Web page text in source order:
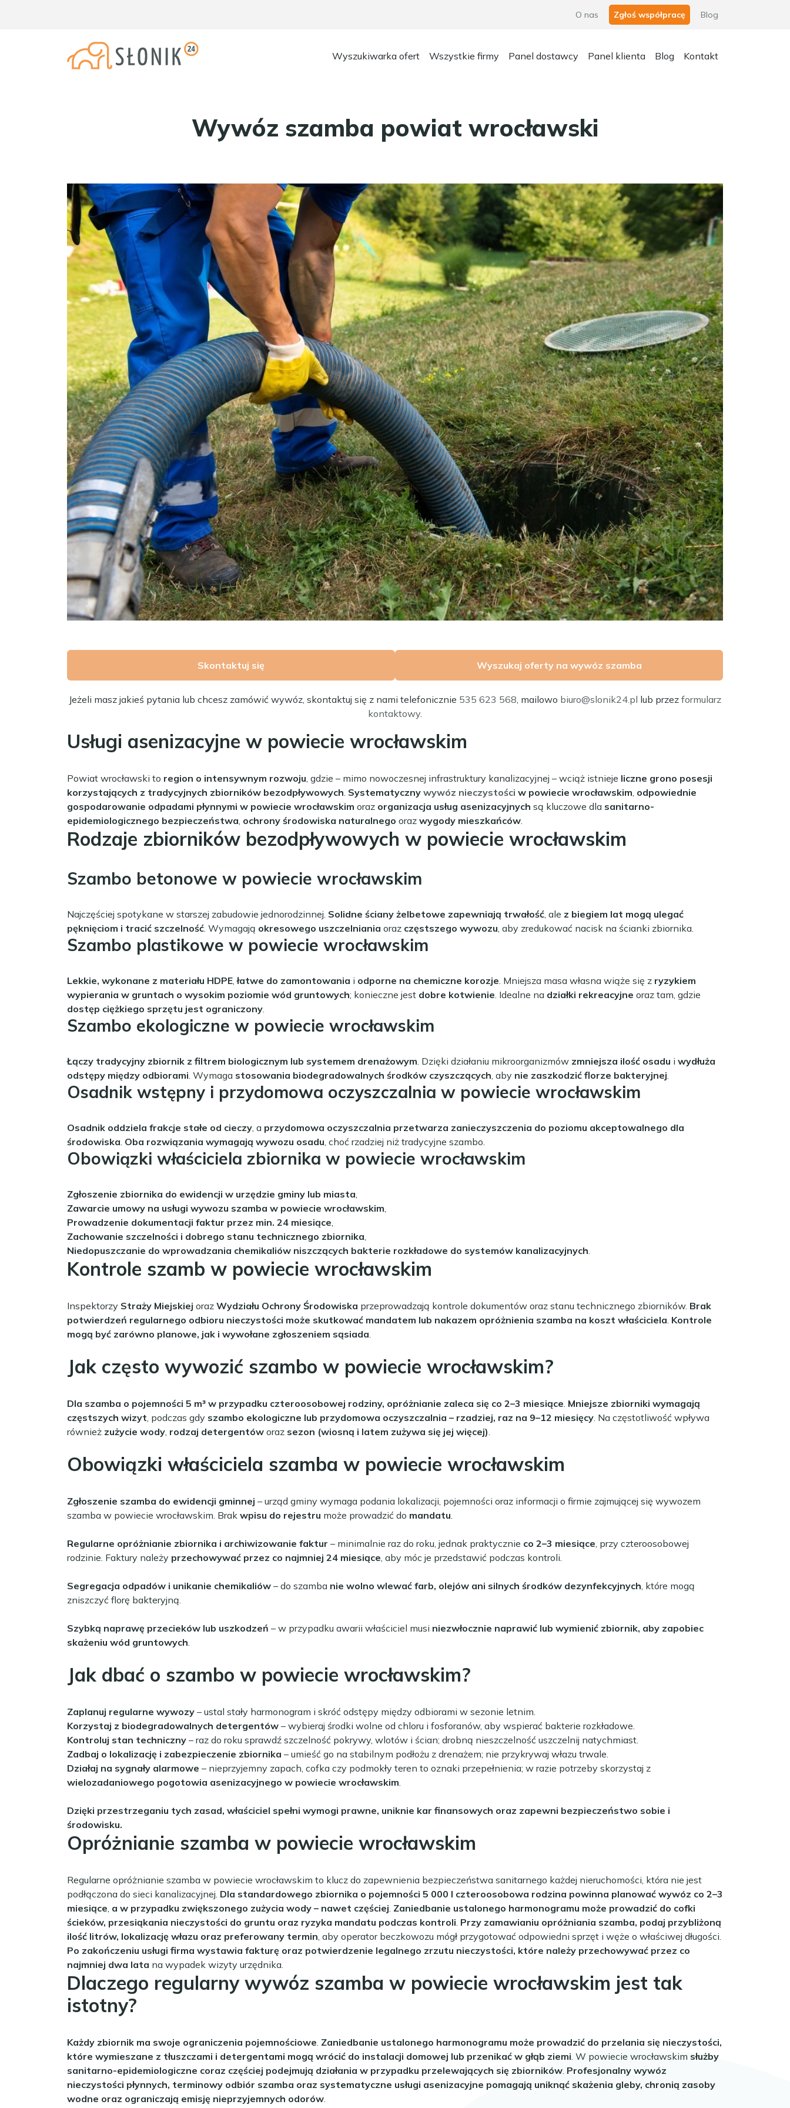
O nas Zgłoś współpracę Blog
Wyszukiwarka ofert Wszystkie firmy Panel dostawcy Panel klienta Blog Kontakt
Wywóz szamba powiat wrocławski
Skontaktuj się Wyszukaj oferty na wywóz szamba
Jeżeli masz jakieś pytania lub chcesz zamówić wywóz, skontaktuj się z nami telefonicznie 535 623 568 , mailowo biuro@slonik24.pl lub przez formularz
kontaktowy
Usługi asenizacyjne w powiecie wrocławskim
Powiat wrocławski to region o intensywnym rozwoju , gdzie – mimo nowoczesnej infrastruktury kanalizacyjnej – wciąż istnieje liczne grono posesji
korzystających z tradycyjnych zbiorników bezodpływowych Systematyczny wywóz nieczystości w powiecie wrocławskim odpowiednie
gospodarowanie odpadami płynnymi w powiecie wrocławskim oraz organizacja usług asenizacyjnych są kluczowe dla sanitarno-
epidemiologicznego bezpieczeństwa ochrony środowiska naturalnego oraz wygody mieszkańców
Rodzaje zbiorników bezodpływowych w powiecie wrocławskim
Szambo betonowe w powiecie wrocławskim
Najczęściej spotykane w starszej zabudowie jednorodzinnej. Solidne ściany żelbetowe zapewniają trwałość , ale z biegiem lat mogą ulegać
pęknięciom i tracić szczelność . Wymagają okresowego uszczelniania oraz częstszego wywozu , aby zredukować nacisk na ścianki zbiornika.
Szambo plastikowe w powiecie wrocławskim
Lekkie, wykonane z materiału HDPE ,łatwe do zamontowania i odporne na chemiczne korozje . Mniejsza masa własna wiąże się z ryzykiem
wypierania w gruntach o wysokim poziomie wód gruntowych; konieczne jest dobre kotwienie . Idealne na działki rekreacyjne oraz tam, gdzie
dostęp ciężkiego sprzętu jest ograniczony
Szambo ekologiczne w powiecie wrocławskim
Łączy tradycyjny zbiornik z filtrem biologicznym lub systemem drenażowym . Dzięki działaniu mikroorganizmów zmniejsza ilość osadu i wydłuża
odstępy między odbiorami . Wymaga stosowania biodegradowalnych środków czyszczących , aby nie zaszkodzić florze bakteryjnej
Osadnik wstępny i przydomowa oczyszczalnia w powiecie wrocławskim
Osadnik oddziela frakcje stałe od cieczy , a przydomowa oczyszczalnia przetwarza zanieczyszczenia do poziomu akceptowalnego dla
środowiska Oba rozwiązania wymagają wywozu osadu , choć rzadziej niż tradycyjne szambo.
Obowiązki właściciela zbiornika w powiecie wrocławskim
Zgłoszenie zbiornika do ewidencji w urzędzie gminy lub miasta
Zawarcie umowy na usługi wywozu szamba w powiecie wrocławskim
Prowadzenie dokumentacji faktur przez min. 24 miesiące
Zachowanie szczelności i dobrego stanu technicznego zbiornika
Niedopuszczanie do wprowadzania chemikaliów niszczących bakterie rozkładowe do systemów kanalizacyjnych
Kontrole szamb w powiecie wrocławskim
Inspektorzy Straży Miejskiej oraz Wydziału Ochrony Środowiska przeprowadzają kontrole dokumentów oraz stanu technicznego zbiorników. Brak
potwierdzeń regularnego odbioru nieczystości może skutkować mandatem lub nakazem opróżnienia szamba na koszt właściciela Kontrole
mogą być zarówno planowe, jak i wywołane zgłoszeniem sąsiada
Jak często wywozić szambo w powiecie wrocławskim?
Dla szamba o pojemności 5 m³ w przypadku czteroosobowej rodziny, opróżnianie zaleca się co 2–3 miesiące Mniejsze zbiorniki wymagają
częstszych wizyt , podczas gdy szambo ekologiczne lub przydomowa oczyszczalnia – rzadziej, raz na 9–12 miesięcy . Na częstotliwość wpływa
również zużycie wody rodzaj detergentów oraz sezon (wiosną i latem zużywa się jej więcej)
Obowiązki właściciela szamba w powiecie wrocławskim
Zgłoszenie szamba do ewidencji gminnej – urząd gminy wymaga podania lokalizacji, pojemności oraz informacji o firmie zajmującej się wywozem
szamba w powiecie wrocławskim. Brak wpisu do rejestru może prowadzić do mandatu
Regularne opróżnianie zbiornika i archiwizowanie faktur – minimalnie raz do roku, jednak praktycznie co 2–3 miesiące , przy czteroosobowej
rodzinie. Faktury należy przechowywać przez co najmniej 24 miesiące , aby móc je przedstawić podczas kontroli.
Segregacja odpadów i unikanie chemikaliów – do szamba nie wolno wlewać farb, olejów ani silnych środków dezynfekcyjnych , które mogą
zniszczyć florę bakteryjną.
Szybką naprawę przecieków lub uszkodzeń – w przypadku awarii właściciel musi niezwłocznie naprawić lub wymienić zbiornik, aby zapobiec
skażeniu wód gruntowych
Jak dbać o szambo w powiecie wrocławskim?
Zaplanuj regularne wywozy – ustal stały harmonogram i skróć odstępy między odbiorami w sezonie letnim.
Korzystaj z biodegradowalnych detergentów – wybieraj środki wolne od chloru i fosforanów, aby wspierać bakterie rozkładowe.
Kontroluj stan techniczny – raz do roku sprawdź szczelność pokrywy, wlotów i ścian; drobną nieszczelność uszczelnij natychmiast.
Zadbaj o lokalizację i zabezpieczenie zbiornika – umieść go na stabilnym podłożu z drenażem; nie przykrywaj włazu trwale.
Działaj na sygnały alarmowe – nieprzyjemny zapach, cofka czy podmokły teren to oznaki przepełnienia; w razie potrzeby skorzystaj z
wielozadaniowego pogotowia asenizacyjnego w powiecie wrocławskim
Dzięki przestrzeganiu tych zasad, właściciel spełni wymogi prawne, uniknie kar finansowych oraz zapewni bezpieczeństwo sobie i
środowisku.
Opróżnianie szamba w powiecie wrocławskim
Regularne opróżnianie szamba w powiecie wrocławskim to klucz do zapewnienia bezpieczeństwa sanitarnego każdej nieruchomości, która nie jest
podłączona do sieci kanalizacyjnej. Dla standardowego zbiornika o pojemności 5 000 l czteroosobowa rodzina powinna planować wywóz co 2–3
miesiące a w przypadku zwiększonego zużycia wody – nawet częściej Zaniedbanie ustalonego harmonogramu może prowadzić do cofki
ścieków, przesiąkania nieczystości do gruntu oraz ryzyka mandatu podczas kontroli Przy zamawianiu opróżniania szamba, podaj przybliżoną
ilość litrów, lokalizację włazu oraz preferowany termin , aby operator beczkowozu mógł przygotować odpowiedni sprzęt i węże o właściwej długości.
Po zakończeniu usługi firma wystawia fakturę oraz potwierdzenie legalnego zrzutu nieczystości, które należy przechowywać przez co
najmniej dwa lata na wypadek wizyty urzędnika.
Dlaczego regularny wywóz szamba w powiecie wrocławskim jest tak
istotny?
Każdy zbiornik ma swoje ograniczenia pojemnościowe Zaniedbanie ustalonego harmonogramu może prowadzić do przelania się nieczystości,
które wymieszane z tłuszczami i detergentami mogą wrócić do instalacji domowej lub przenikać w głąb ziemi . W powiecie wrocławskim służby
sanitarno-epidemiologiczne coraz częściej podejmują działania w przypadku przelewających się zbiorników Profesjonalny wywóz
nieczystości płynnych, terminowy odbiór szamba oraz systematyczne usługi asenizacyjne pomagają uniknąć skażenia gleby, chronią zasoby
wodne oraz ograniczają emisję nieprzyjemnych odorów